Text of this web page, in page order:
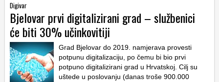
Digivar
Bjelovar prvi digitalizirani grad – službenici
će biti 30% učinkovitiji
Grad Bjelovar do 2019. namjerava provesti
potpunu digitalizaciju, po čemu bi bio prvi
potpuno digitalizirani grad u Hrvatskoj. Cilj su
uštede u poslovanju (danas troše 900.000